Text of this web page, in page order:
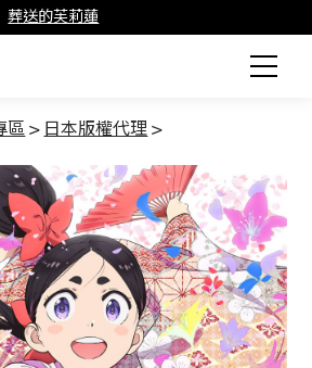
葬送的芙莉蓮
區 > 日本版權代理 >